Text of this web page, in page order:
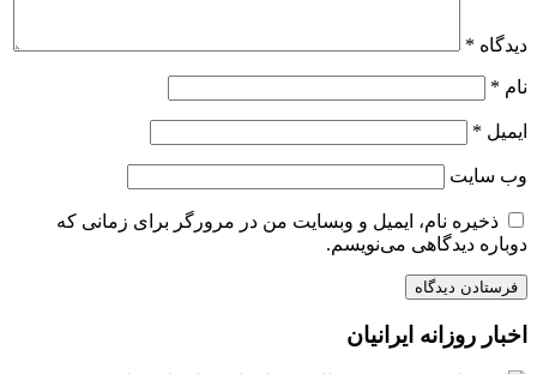
دیدگاه *
نام *
ایمیل *
وب‌ سایت
ذخیره نام، ایمیل و وبسایت من در مرورگر برای زمانی که
دوباره دیدگاهی می‌نویسم.
اخبار روزانه ایرانیان